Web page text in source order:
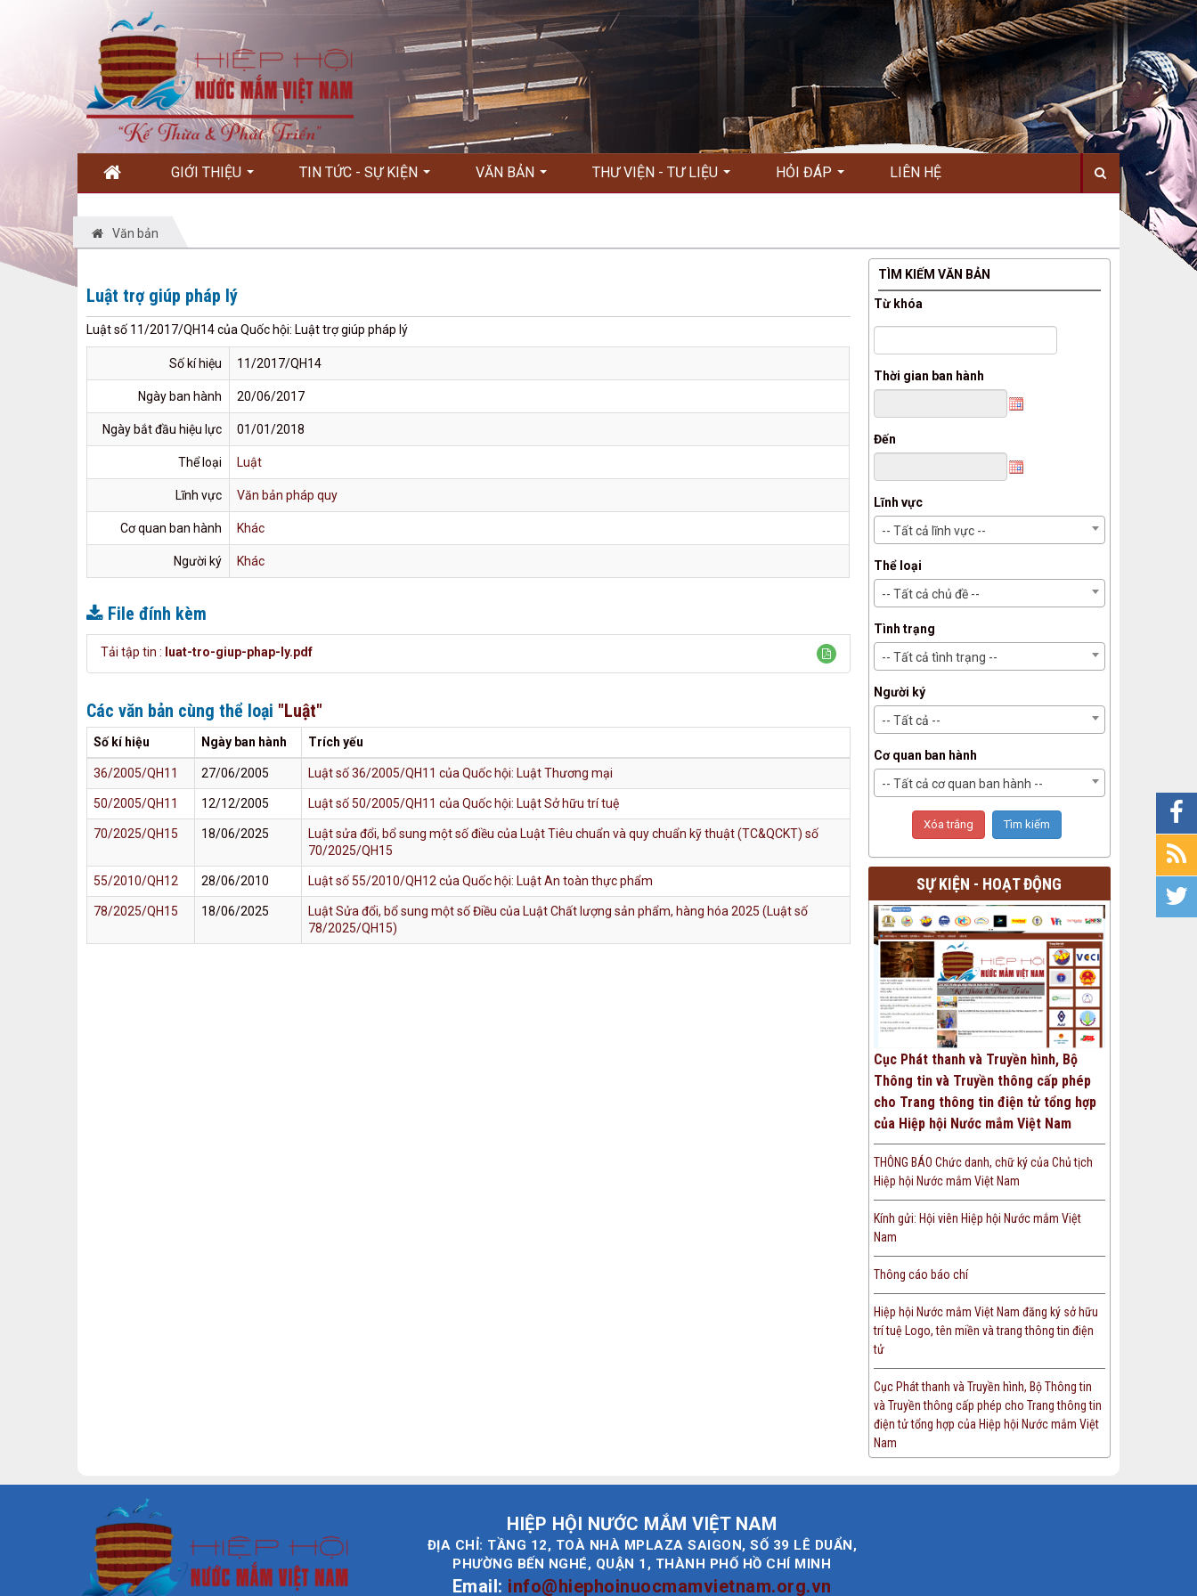
GIỚI THIỆU TIN TỨC - SỰ KIỆN VĂN BẢN THƯ VIỆN - TƯ LIỆU HỎI ĐÁP LIÊN HỆ
Văn bản
Luật trợ giúp pháp lý
Luật số 11/2017/QH14 của Quốc hội: Luật trợ giúp pháp lý
Số kí hiệu 11/2017/QH14
Ngày ban hành 20/06/2017
Ngày bắt đầu hiệu lực 01/01/2018
Thể loại Luật
Lĩnh vực Văn bản pháp quy
Cơ quan ban hành Khác
Người ký Khác
File đính kèm
Tải tập tin : luat-tro-giup-phap-ly.pdf
Các văn bản cùng thể loại "Luật"
Số kí hiệu Ngày ban hành Trích yếu
36/2005/QH11 27/06/2005 Luật số 36/2005/QH11 của Quốc hội: Luật Thương mại
50/2005/QH11 12/12/2005 Luật số 50/2005/QH11 của Quốc hội: Luật Sở hữu trí tuệ
70/2025/QH15 18/06/2025
Luật sửa đổi, bổ sung một số điều của Luật Tiêu chuẩn và quy chuẩn kỹ thuật (TC&QCKT) số
70/2025/QH15
55/2010/QH12 28/06/2010 Luật số 55/2010/QH12 của Quốc hội: Luật An toàn thực phẩm
78/2025/QH15 18/06/2025
Luật Sửa đổi, bổ sung một số Điều của Luật Chất lượng sản phẩm, hàng hóa 2025 (Luật số
78/2025/QH15)
TÌM KIẾM VĂN BẢN
Từ khóa
Thời gian ban hành
Đến
Lĩnh vực
-- Tất cả lĩnh vực --
Thể loại
-- Tất cả chủ đề --
Tình trạng
-- Tất cả tình trạng --
Người ký
-- Tất cả --
Cơ quan ban hành
-- Tất cả cơ quan ban hành --
SỰ KIỆN - HOẠT ĐỘNG
Cục Phát thanh và Truyền hình, Bộ
Thông tin và Truyền thông cấp phép
cho Trang thông tin điện tử tổng hợp
của Hiệp hội Nước mắm Việt Nam
THÔNG BÁO Chức danh, chữ ký của Chủ tịch
Hiệp hội Nước mắm Việt Nam
Kính gửi: Hội viên Hiệp hội Nước mắm Việt
Nam
Thông cáo báo chí
Hiệp hội Nước mắm Việt Nam đăng ký sở hữu
trí tuệ Logo, tên miền và trang thông tin điện
tử
Cục Phát thanh và Truyền hình, Bộ Thông tin
và Truyền thông cấp phép cho Trang thông tin
điện tử tổng hợp của Hiệp hội Nước mắm Việt
Nam
HIỆP HỘI NƯỚC MẮM VIỆT NAM
ĐỊA CHỈ: TẦNG 12, TOÀ NHÀ MPLAZA SAIGON, SỐ 39 LÊ DUẨN,
PHƯỜNG BẾN NGHÉ, QUẬN 1, THÀNH PHỐ HỒ CHÍ MINH
Email: info@hiephoinuocmamvietnam.org.vn